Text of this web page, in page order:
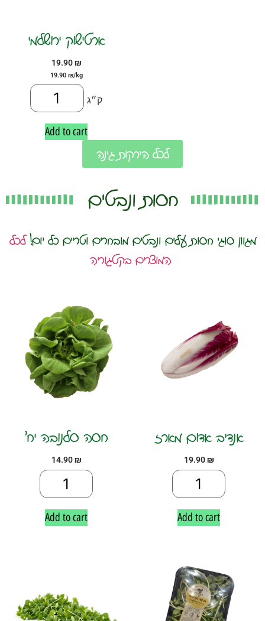
ארטישוק ירושלמי
19.90₪
19.90 ₪/kg
ק״ג
Add to cart
לכל הירקות גינה
חסות ונבטים
מגוון סוגי חסות עלים ונבטים מובחרים וטריים כל יום!לכל
המוצרים בקטגוריה
חסה סלנובה יח׳
14.90₪
Add to cart
אנדיב אדום מארז
19.90₪
Add to cart